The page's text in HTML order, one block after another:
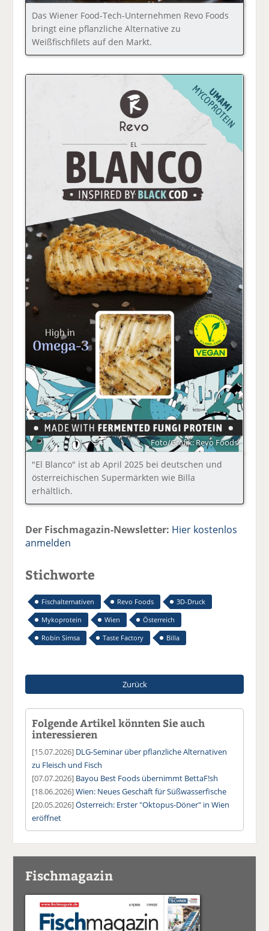
Das Wiener Food-Tech-Unternehmen Revo Foods
bringt eine pflanzliche Alternative zu
Weißfischfilets auf den Markt.
Foto/Grafik: Revo Foods
"El Blanco" ist ab April 2025 bei deutschen und
österreichischen Supermärkten wie Billa
erhältlich.
Der Fischmagazin-Newsletter: Hier kostenlos
anmelden
Stichworte
Fischalternativen Revo Foods
3D-Druck
Mykoprotein
Wien
Österreich
Robin Simsa
Taste Factory Billa
Zurück
Folgende Artikel könnten Sie auch
interessieren
[15.07.2026] DLG-Seminar über pflanzliche Alternativen
zu Fleisch und Fisch
[07.07.2026] Bayou Best Foods übernimmt BettaF!sh
[18.06.2026]Wien: Neues Geschäft für Süßwasserfische
[20.05.2026]Österreich: Erster "Oktopus-Döner" in Wien
eröffnet
Fischmagazin